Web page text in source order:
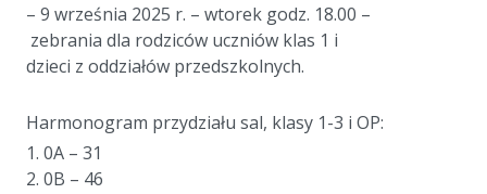
– 9 września 2025 r. – wtorek godz. 18.00 –
zebrania dla rodziców uczniów klas 1 i
dzieci z oddziałów przedszkolnych.
Harmonogram przydziału sal, klasy 1-3 i OP:
1. 0A – 31
2. 0B – 46